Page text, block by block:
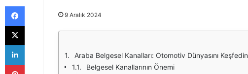
9 Aralık 2024
Araba Belgesel Kanalları: Otomotiv Dünyasını Keşfedin
Belgesel Kanallarının Önemi
Facebook
X
LinkedIn
Pinterest